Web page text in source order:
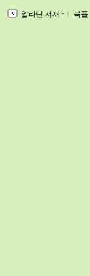
알라딘 서재 ｌ 북플